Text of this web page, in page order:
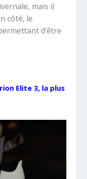
mais il
côté, le
d’être
Elite 3, la plus